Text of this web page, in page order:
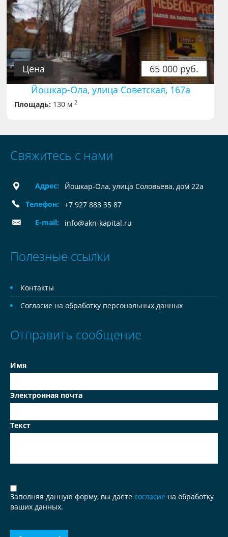
65 000 руб.
Цена
Йошкар-Ола, улица Советская, 167а
Площадь: 130 м2
Свяжитесь с нами
Адрес:
Йошкар-Ола, улица Соловьева, дом 22а
Телефон:
+7 927 883 35 87
E-mail:
info@akn-kapital.ru
Полезные ссылки
Контакты
Согласие на обработку персональных данных
Отправить сообщение
Имя
Электронная почта
Текст
Заполняя данную форму, вы даете согласие на обработку
ваших данных.